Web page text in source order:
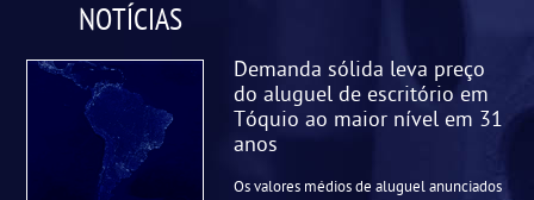
NOTÍCIAS
Demanda sólida leva preço
do aluguel de escritório em
Tóquio ao maior nível em 31
anos
Os valores médios de aluguel anunciados